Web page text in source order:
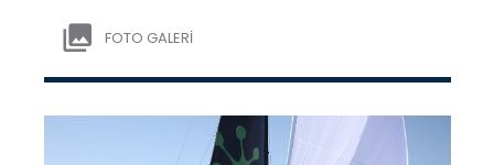
FOTO GALERİ